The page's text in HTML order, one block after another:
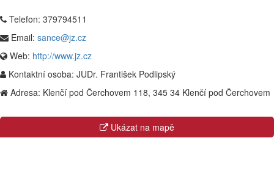
Telefon: 379794511
Email: sance@jz.cz
Web: http://www.jz.cz
Kontaktní osoba: JUDr. František Podlipský
Adresa: Klenčí pod Čerchovem 118, 345 34 Klenčí pod Čerchovem
Ukázat na mapě